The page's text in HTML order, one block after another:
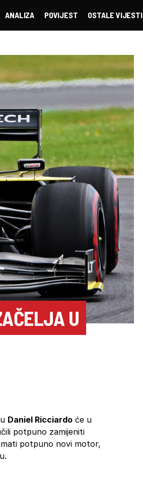
ANALIZA POVIJEST OSTALE VIJESTI
U
Daniel Ricciardo će u
potpuno zamijeniti
potpuno novi motor,